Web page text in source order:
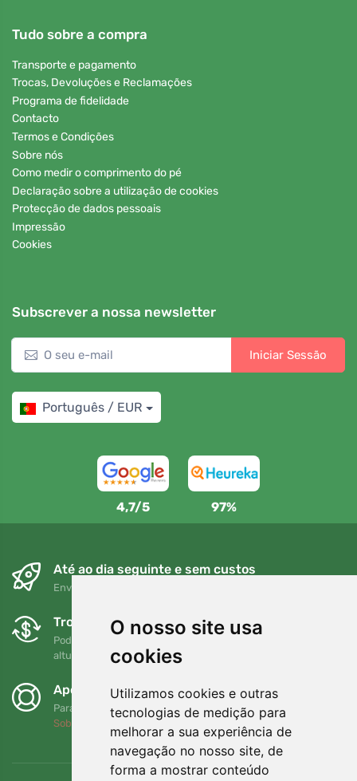
O nosso site usa
cookies
Utilizamos cookies e outras
tecnologias de medição para
melhorar a sua experiência de
navegação no nosso site, de
forma a mostrar conteúdo
Tudo sobre a compra
Transporte e pagamento
Trocas, Devoluções e Reclamações
Programa de fidelidade
Contacto
Termos e Condições
Sobre nós
Como medir o comprimento do pé
Declaração sobre a utilização de cookies
Protecção de dados pessoais
Impressão
Cookies
Subscrever a nossa newsletter
Iniciar Sessão
Português / EUR
4,7/5 97%
Até ao dia seguinte e sem custos
Envio gratuito para encomendas superiores a 80 EUR
Trocas e devoluções gratuitas
Pode devolver ou trocar a sua encomenda em qualquer
altura no prazo de 90 dias
Apoiamos a Trees.org
Para cada encomenda plantamos uma árvore! Leia mais
Sobre nós